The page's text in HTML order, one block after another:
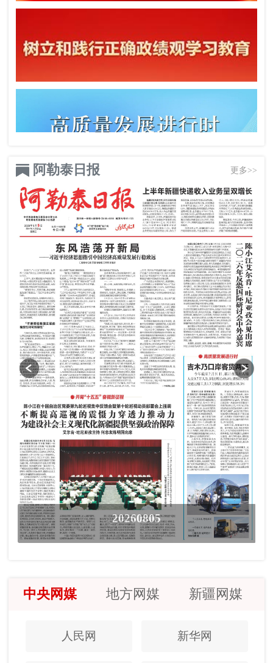
阿勒泰日报 更多>>
20260805
中央网媒 地方网媒 新疆网媒
人民网 新华网